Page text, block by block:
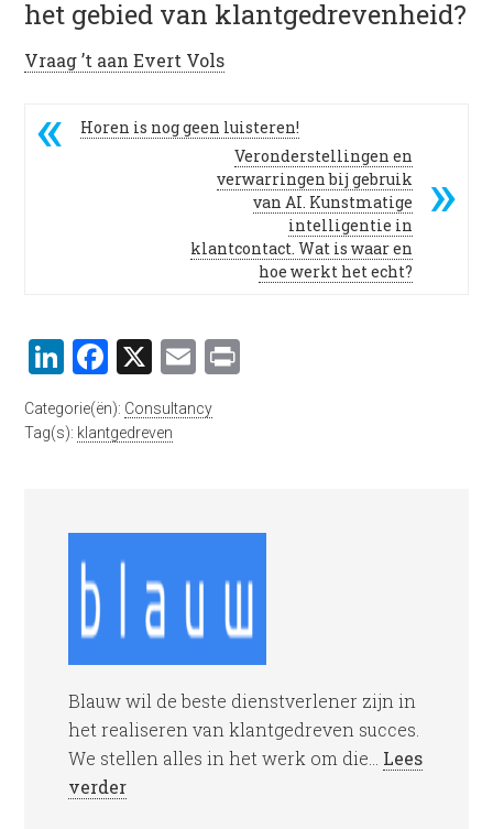
het gebied van klantgedrevenheid?
Vraag ’t aan Evert Vols
Horen is nog geen luisteren!
Veronderstellingen en
verwarringen bij gebruik
van AI. Kunstmatige
intelligentie in
klantcontact. Wat is waar en
hoe werkt het echt?
LinkedIn
Facebook
X Email
Categorie(ën): Consultancy
Tag(s): klantgedreven
Blauw wil de beste dienstverlener zijn in
het realiseren van klantgedreven succes.
We stellen alles in het werk om die... Lees
verder